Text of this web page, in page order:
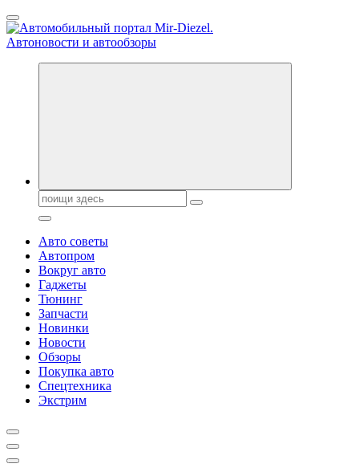
Перейти
к
содержанию
Справочник автомобилиста. Обзор новинок популярных
Поиск:
Авто советы
Автопром
Вокруг авто
Гаджеты
Тюнинг
Запчасти
Новинки
Новости
Обзоры
Покупка авто
Спецтехника
Экстрим